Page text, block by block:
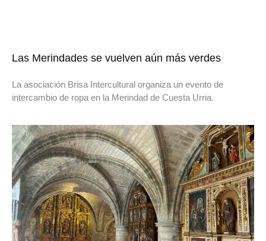
Las Merindades se vuelven aún más verdes
La asociación Brisa Intercultural organiza un evento de
intercambio de ropa en la Merindad de Cuesta Urria.